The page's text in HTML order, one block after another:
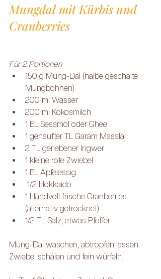
Mungdal mit Kürbis und
Cranberries
Für 2 Portionen
150 g Mung-Dal (halbe geschälte
Mungbohnen)
200 ml Wasser
200 ml Kokosmilch
1 EL Sesamöl oder Ghee
1 gehäufter TL Garam Masala
2 TL geriebener Ingwer
1 kleine rote Zwiebel
1 EL Apfelessig
1/2 Hokkaido
1 Handvoll frische Cranberries
(alternativ getrocknet)
1/2 TL Salz, etwas Pfeffer
Mung-Dal waschen, abtropfen lassen.
Zwiebel schälen und fein würfeln.